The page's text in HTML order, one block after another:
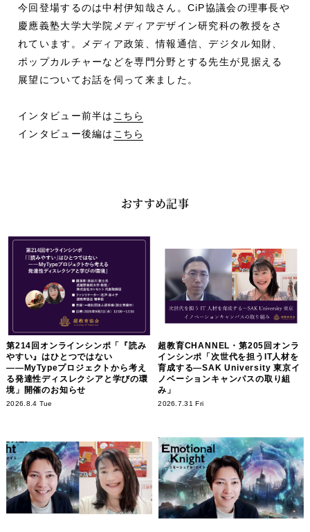
今回登場するのは中村伊知哉さん。CiP協議会の理事長や
慶應義塾大学大学院メディアデザイン研究科の教授をさ
れています。メディア政策、情報通信、デジタル知財、
ポップカルチャーなどを専門分野とする先生が見据える
展望についてお話を伺って来ました。
インタビュー前半は こちら
インタビュー後編は こちら
おすすめ記事
第214回オンラインシンポ「『読み
やすい』はひとつではない
――MyTypeプロジェクトから考え
る発達性ディスレクシアと学びの環
境」開催のお知らせ
2026.8.4 Tue
超教育CHANNEL・第205回オンラ
インシンポ「次世代を担うIT人材を
育成する―SAK University 東京イ
ノベーションキャンパスの取り組
み」
2026.7.31 Fri